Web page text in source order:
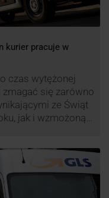
kurier pracuje w
czas wytężonej
się zarówno
ze Świąt
jak i wzmożoną
czas świąteczny!